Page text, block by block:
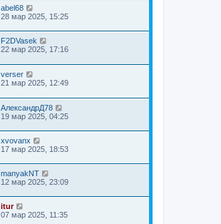
abel68
28 мар 2025, 15:25
F2DVasek
22 мар 2025, 17:16
verser
21 мар 2025, 12:49
АлександрД78
19 мар 2025, 04:25
xvovanx
17 мар 2025, 18:53
manyakNT
12 мар 2025, 23:09
itur
07 мар 2025, 11:35